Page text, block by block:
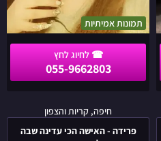
תמונות אמיתיות
055-9662803
חיפה, קריות והצפון
פרידה - האישה הכי עדינה שבה
פרידה
-